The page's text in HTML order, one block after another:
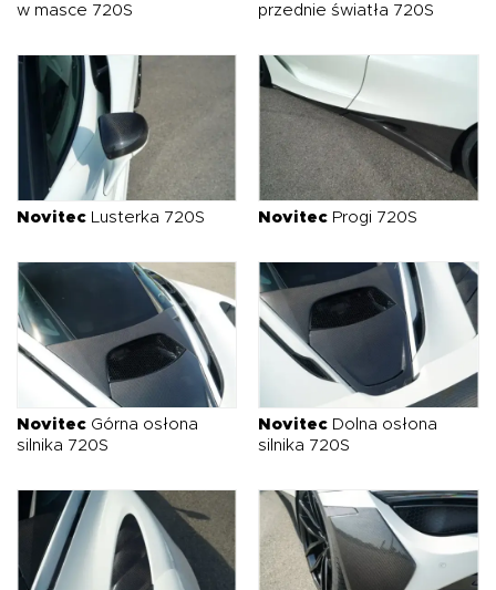
w masce 720S
przednie światła 720S
Novitec Lusterka 720S Novitec Progi 720S
Novitec Górna osłona
silnika 720S
Novitec Dolna osłona
silnika 720S